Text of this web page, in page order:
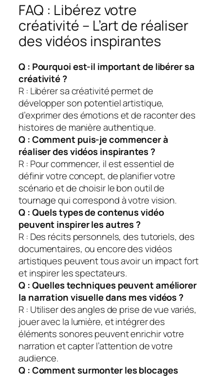
FAQ : Libérez votre
créativité – L’art de réaliser
des vidéos inspirantes
Q : Pourquoi est-il important de libérer sa
créativité ?
R : Libérer sa créativité permet de
développer son potentiel artistique,
d’exprimer des émotions et de raconter des
histoires de manière authentique.
Q : Comment puis-je commencer à
réaliser des vidéos inspirantes ?
R : Pour commencer, il est essentiel de
définir votre concept, de planifier votre
scénario et de choisir le bon outil de
tournage qui correspond à votre vision.
Q : Quels types de contenus vidéo
peuvent inspirer les autres ?
R : Des récits personnels, des tutoriels, des
documentaires, ou encore des vidéos
artistiques peuvent tous avoir un impact fort
et inspirer les spectateurs.
Q : Quelles techniques peuvent améliorer
la narration visuelle dans mes vidéos ?
R : Utiliser des angles de prise de vue variés,
jouer avec la lumière, et intégrer des
éléments sonores peuvent enrichir votre
narration et capter l’attention de votre
audience.
Q : Comment surmonter les blocages